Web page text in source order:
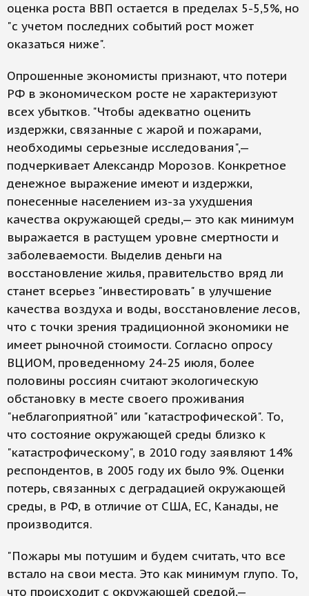
оценка роста ВВП остается в пределах 5-5,5%, но
"с учетом последних событий рост может
оказаться ниже".
Опрошенные экономисты признают, что потери
РФ в экономическом росте не характеризуют
всех убытков. "Чтобы адекватно оценить
издержки, связанные с жарой и пожарами,
необходимы серьезные исследования",—
подчеркивает Александр Морозов. Конкретное
денежное выражение имеют и издержки,
понесенные населением из-за ухудшения
качества окружающей среды,— это как минимум
выражается в растущем уровне смертности и
заболеваемости. Выделив деньги на
восстановление жилья, правительство вряд ли
станет всерьез "инвестировать" в улучшение
качества воздуха и воды, восстановление лесов,
что с точки зрения традиционной экономики не
имеет рыночной стоимости. Согласно опросу
ВЦИОМ, проведенному 24-25 июля, более
половины россиян считают экологическую
обстановку в месте своего проживания
"неблагоприятной" или "катастрофической". То,
что состояние окружающей среды близко к
"катастрофическому", в 2010 году заявляют 14%
респондентов, в 2005 году их было 9%. Оценки
потерь, связанных с деградацией окружающей
среды, в РФ, в отличие от США, ЕС, Канады, не
производится.
"Пожары мы потушим и будем считать, что все
встало на свои места. Это как минимум глупо. То,
что происходит с окружающей средой,—